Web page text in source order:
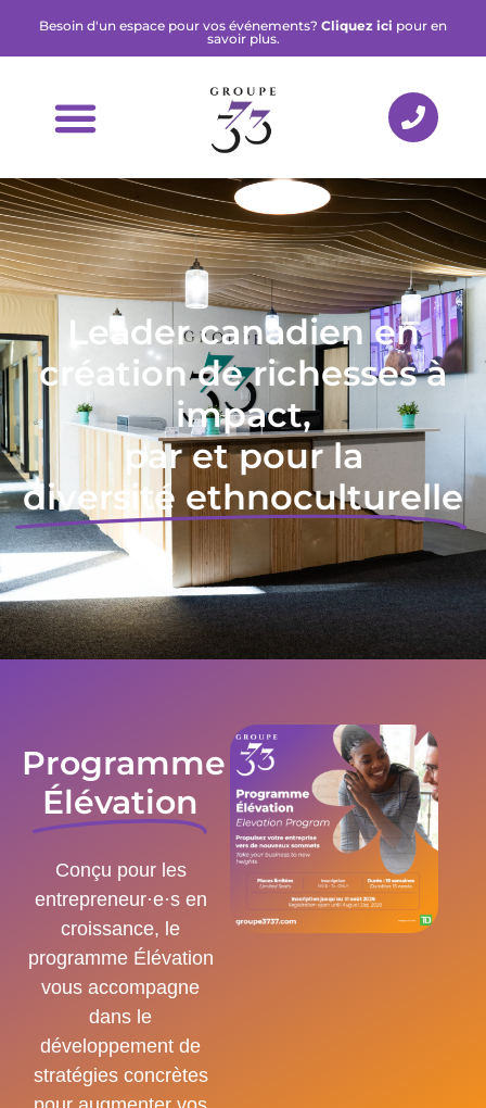
Besoin d'un espace pour vos événements? Cliquez ici pour en
savoir plus.
Leader canadien en
création de richesses à
impact,
par et pour la
diversité ethnoculturelle
Programme
Élévation
Conçu pour les
entrepreneur·e·s en
croissance, le
programme Élévation
vous accompagne
dans le
développement de
stratégies concrètes